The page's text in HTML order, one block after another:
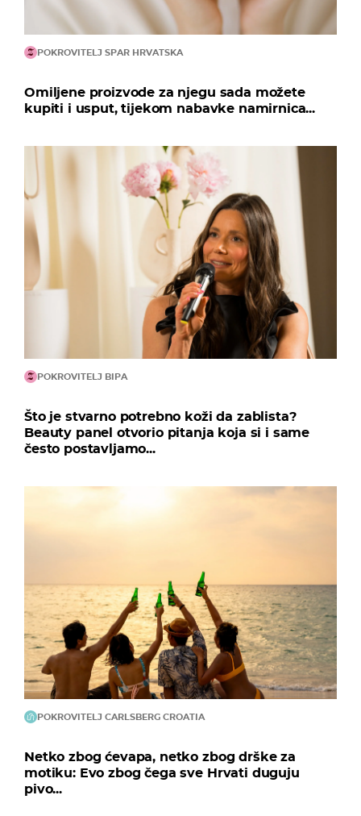
POKROVITELJ SPAR HRVATSKA
Omiljene proizvode za njegu sada možete
kupiti i usput, tijekom nabavke namirnica...
POKROVITELJ BIPA
Što je stvarno potrebno koži da zablista?
Beauty panel otvorio pitanja koja si i same
često postavljamo...
POKROVITELJ CARLSBERG CROATIA
Netko zbog ćevapa, netko zbog drške za
motiku: Evo zbog čega sve Hrvati duguju
pivo...